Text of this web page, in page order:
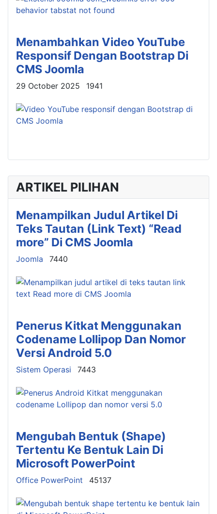
ARTIKEL PILIHAN
Menampilkan Judul Artikel Di
Teks Tautan (Link Text) “Read
more” Di CMS Joomla
Details
Joomla 7440
Penerus Kitkat Menggunakan
Codename Lollipop Dan Nomor
Versi Android 5.0
Details
Sistem Operasi 7443
Mengubah Bentuk (Shape)
Tertentu Ke Bentuk Lain Di
Microsoft PowerPoint
Details
Office PowerPoint 45137
Menambahkan Video YouTube
Responsif Dengan Bootstrap Di
CMS Joomla
Details
29 October 2025 1941